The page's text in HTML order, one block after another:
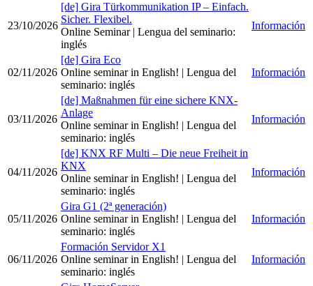
23/10/2026
[de] Gira Türkommunikation IP – Einfach.
Sicher. Flexibel.
Online Seminar | Lengua del seminario:
inglés
Información
02/11/2026
[de] Gira Eco
Online seminar in English! | Lengua del
seminario: inglés
Información
03/11/2026
[de] Maßnahmen für eine sichere KNX-
Anlage
Online seminar in English! | Lengua del
seminario: inglés
Información
04/11/2026
[de] KNX RF Multi – Die neue Freiheit in
KNX
Online seminar in English! | Lengua del
seminario: inglés
Información
05/11/2026
Gira G1 (2ª generación)
Online seminar in English! | Lengua del
seminario: inglés
Información
06/11/2026
Formación Servidor X1
Online seminar in English! | Lengua del
seminario: inglés
Información